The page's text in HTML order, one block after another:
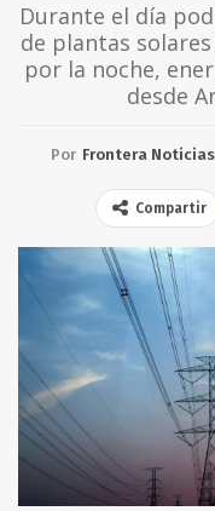
Durante el día
de plantas
por la noche,
desde
Por Frontera Noticias
Compartir